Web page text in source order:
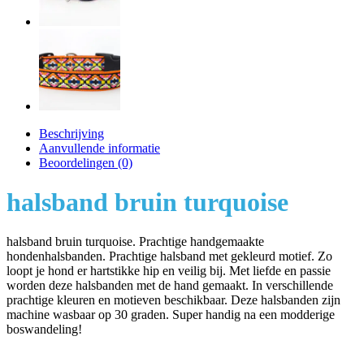
Beschrijving
Aanvullende informatie
Beoordelingen (0)
halsband bruin turquoise
halsband bruin turquoise. Prachtige handgemaakte
hondenhalsbanden. Prachtige halsband met gekleurd motief. Zo
loopt je hond er hartstikke hip en veilig bij. Met liefde en passie
worden deze halsbanden met de hand gemaakt. In verschillende
prachtige kleuren en motieven beschikbaar. Deze halsbanden zijn
machine wasbaar op 30 graden. Super handig na een modderige
boswandeling!